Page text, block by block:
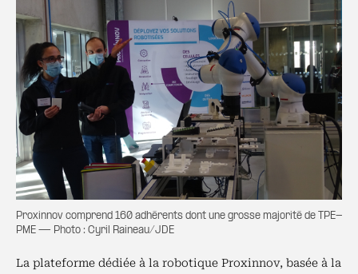
Proxinnov comprend 160 adhérents dont une grosse majorité de TPE-
PME — Photo : Cyril Raineau/JDE
La plateforme dédiée à la robotique Proxinnov, basée à la